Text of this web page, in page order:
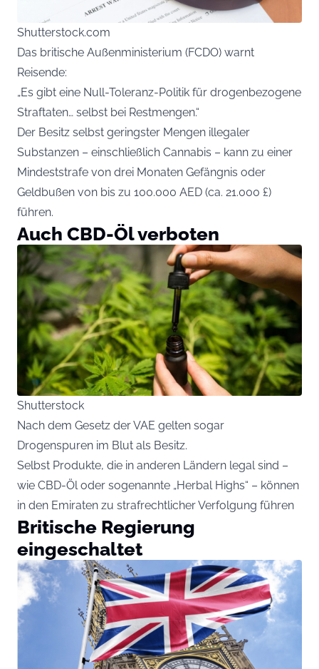
Shutterstock.com
Das britische Außenministerium (FCDO) warnt
Reisende:
„Es gibt eine Null-Toleranz-Politik für drogenbezogene
Straftaten… selbst bei Restmengen.“
Der Besitz selbst geringster Mengen illegaler
Substanzen – einschließlich Cannabis – kann zu einer
Mindeststrafe von drei Monaten Gefängnis oder
Geldbußen von bis zu 100.000 AED (ca. 21.000 £)
führen.
Auch CBD-Öl verboten
Shutterstock
Nach dem Gesetz der VAE gelten sogar
Drogenspuren im Blut als Besitz.
Selbst Produkte, die in anderen Ländern legal sind –
wie CBD-Öl oder sogenannte „Herbal Highs“ – können
in den Emiraten zu strafrechtlicher Verfolgung führen
Britische Regierung
eingeschaltet